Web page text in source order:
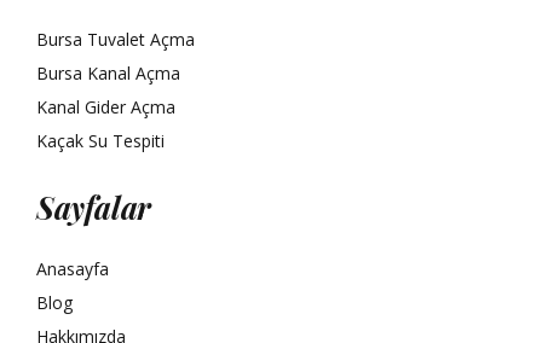
Bursa Tuvalet Açma
Bursa Kanal Açma
Kanal Gider Açma
Kaçak Su Tespiti
Sayfalar
Anasayfa
Blog
Hakkımızda